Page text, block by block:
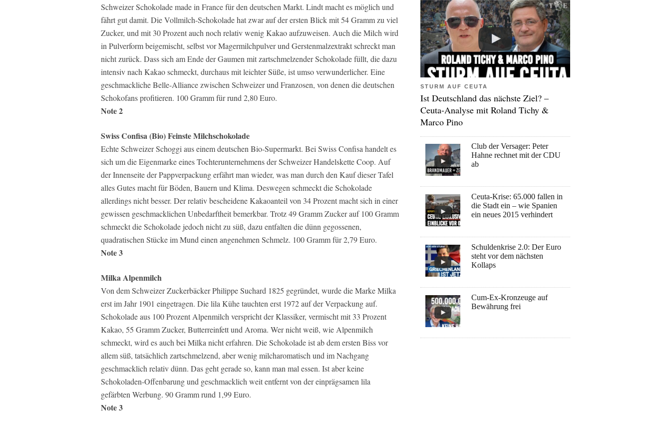
Schweizer Schokolade made in France für den deutschen Markt. Lindt macht es möglich und
fährt gut damit. Die Vollmilch-Schokolade hat zwar auf der ersten Blick mit 54 Gramm zu viel
Zucker, und mit 30 Prozent auch noch relativ wenig Kakao aufzuweisen. Auch die Milch wird
in Pulverform beigemischt, selbst vor Magermilchpulver und Gerstenmalzextrakt schreckt man
nicht zurück. Dass sich am Ende der Gaumen mit zartschmelzender Schokolade füllt, die dazu
intensiv nach Kakao schmeckt, durchaus mit leichter Süße, ist umso verwunderlicher. Eine
geschmackliche Belle-Alliance zwischen Schweizer und Franzosen, von denen die deutschen
Schokofans profitieren. 100 Gramm für rund 2,80 Euro.
Note 2
Swiss Confisa (Bio) Feinste Milchschokolade
Echte Schweizer Schoggi aus einem deutschen Bio-Supermarkt. Bei Swiss Confisa handelt es
sich um die Eigenmarke eines Tochterunternehmens der Schweizer Handelskette Coop. Auf
der Innenseite der Pappverpackung erfährt man wieder, was man durch den Kauf dieser Tafel
alles Gutes macht für Böden, Bauern und Klima. Deswegen schmeckt die Schokolade
allerdings nicht besser. Der relativ bescheidene Kakaoanteil von 34 Prozent macht sich in einer
gewissen geschmacklichen Unbedarftheit bemerkbar. Trotz 49 Gramm Zucker auf 100 Gramm
schmeckt die Schokolade jedoch nicht zu süß, dazu entfalten die dünn gegossenen,
quadratischen Stücke im Mund einen angenehmen Schmelz. 100 Gramm für 2,79 Euro.
Note 3
Milka Alpenmilch
Von dem Schweizer Zuckerbäcker Philippe Suchard 1825 gegründet, wurde die Marke Milka
erst im Jahr 1901 eingetragen. Die lila Kühe tauchten erst 1972 auf der Verpackung auf.
Schokolade aus 100 Prozent Alpenmilch verspricht der Klassiker, vermischt mit 33 Prozent
Kakao, 55 Gramm Zucker, Butterreinfett und Aroma. Wer nicht weiß, wie Alpenmilch
schmeckt, wird es auch bei Milka nicht erfahren. Die Schokolade ist ab dem ersten Biss vor
allem süß, tatsächlich zartschmelzend, aber wenig milcharomatisch und im Nachgang
geschmacklich relativ dünn. Das geht gerade so, kann man mal essen. Ist aber keine
Schokoladen-Offenbarung und geschmacklich weit entfernt von der einprägsamen lila
gefärbten Werbung. 90 Gramm rund 1,99 Euro.
Note 3
STURM AUF CEUTA
Ist Deutschland das nächste Ziel? –
Ceuta-Analyse mit Roland Tichy &
Marco Pino
Club der Versager: Peter
Hahne rechnet mit der CDU
ab
Ceuta-Krise: 65.000 fallen in
die Stadt ein – wie Spanien
ein neues 2015 verhindert
Schuldenkrise 2.0: Der Euro
steht vor dem nächsten
Kollaps
Cum-Ex-Kronzeuge auf
Bewährung frei